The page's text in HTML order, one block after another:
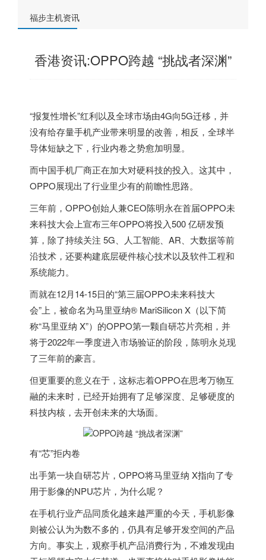
福步主机资讯
香港资讯:OPPO跨越 “挑战者深渊”
“报复性增长”红利以及全球市场由4G向5G迁移，并
没有给存量手机产业带来明显的改善，相反，全球半
导体短缺之下，行业内卷之势愈加明显。
而中国手机厂商正在加大对硬科技的投入。这其中，
OPPO展现出了行业里少有的前瞻性思路。
三年前，OPPO创始人兼CEO陈明永在首届OPPO未
来科技大会上宣布三年OPPO将投入500 亿研发预
算，除了持续关注 5G、人工智能、AR、大数据等前
沿技术，还要构建底层硬件核心技术以及软件工程和
系统能力。
而就在12月14-15日的“第三届OPPO未来科技大
会”上，被命名为马里亚纳® MariSilicon X（以下简
称“马里亚纳 X”）的OPPO第一颗自研芯片亮相，并
将于2022年一季度进入市场验证的阶段，陈明永兑现
了三年前的豪言。
但更重要的意义在于，这标志着OPPO在思考万物互
融的未来时，已经开始拥有了足够深度、足够硬度的
科技内核，去开创未来的大场面。
有“芯”拒内卷
出手第一块自研芯片，OPPO将马里亚纳 X指向了专
用于影像的NPU芯片，为什么呢？
在手机行业产品同质化越来越严重的今天，手机影像
则被公认为为数不多的，仍具有足够开发空间的产品
方向。事实上，观察手机产品消费行为，不难发现由